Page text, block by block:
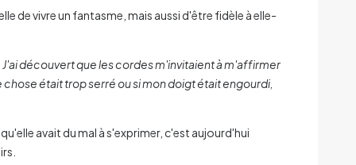
de vivre un fantasme, mais aussi d'être fidèle à elle-
J'ai découvert que les cordes m'invitaient à m'affirmer
était trop serré ou si mon doigt était engourdi,
avait du mal à s'exprimer, c'est aujourd'hui